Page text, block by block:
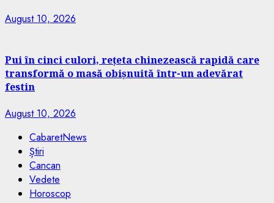
August 10, 2026
Pui în cinci culori, rețeta chinezească rapidă care
transformă o masă obișnuită într-un adevărat
festin
August 10, 2026
CabaretNews
Știri
Cancan
Vedete
Horoscop